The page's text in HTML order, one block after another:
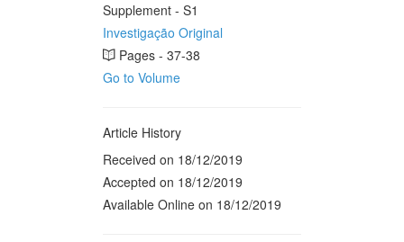
Supplement - S1
Investigação Original
Pages - 37-38
Go to Volume
Article History
Received on 18/12/2019
Accepted on 18/12/2019
Available Online on 18/12/2019